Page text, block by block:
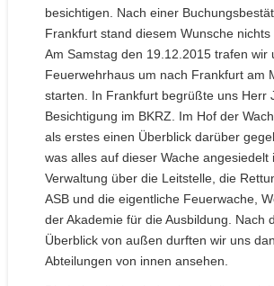
besichtigen. Nach einer
Frankfurt stand diesem Wunsche nichts
Am Samstag den 19.12.2015 trafen wir
Feuerwehrhaus um nach Frankfurt am
starten. In Frankfurt begrüßte uns Herr
Besichtigung im BKRZ. Im Hof der
als erstes einen Überblick darüber
was alles auf dieser Wache angesiedelt
Verwaltung über die Leitstelle, die
ASB und die eigentliche Feuerwache,
der Akademie für die Ausbildung. Nach
Überblick von außen durften wir uns
Abteilungen von innen ansehen.